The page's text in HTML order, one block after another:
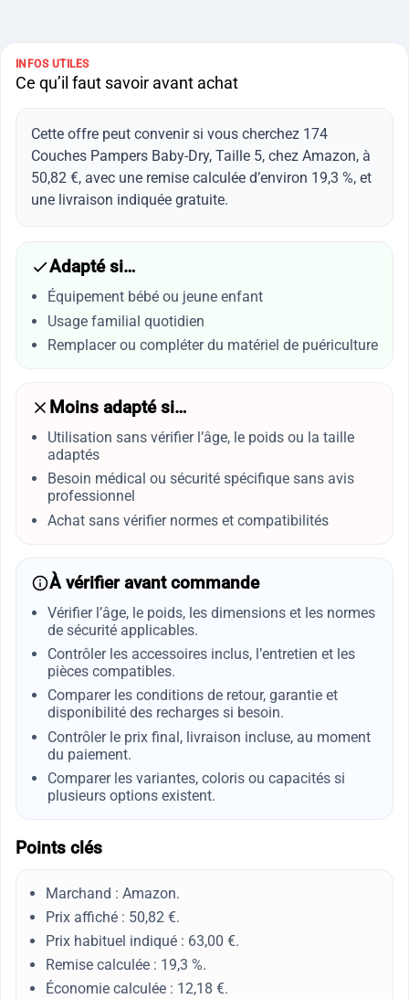
INFOS UTILES
Ce qu’il faut savoir avant achat
Cette offre peut convenir si vous cherchez 174
Couches Pampers Baby-Dry, Taille 5, chez Amazon, à
50,82 €, avec une remise calculée d’environ 19,3 %, et
une livraison indiquée gratuite.
Adapté si…
Équipement bébé ou jeune enfant
Usage familial quotidien
Remplacer ou compléter du matériel de puériculture
Moins adapté si…
Utilisation sans vérifier l’âge, le poids ou la taille
adaptés
Besoin médical ou sécurité spécifique sans avis
professionnel
Achat sans vérifier normes et compatibilités
À vérifier avant commande
Vérifier l’âge, le poids, les dimensions et les normes
de sécurité applicables.
Contrôler les accessoires inclus, l’entretien et les
pièces compatibles.
Comparer les conditions de retour, garantie et
disponibilité des recharges si besoin.
Contrôler le prix final, livraison incluse, au moment
du paiement.
Comparer les variantes, coloris ou capacités si
plusieurs options existent.
Points clés
Marchand : Amazon.
Prix affiché : 50,82 €.
Prix habituel indiqué : 63,00 €.
Remise calculée : 19,3 %.
Économie calculée : 12,18 €.